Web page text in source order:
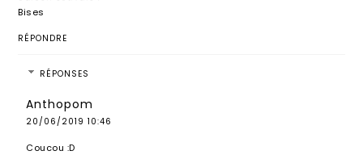
Bises
RÉPONDRE
RÉPONSES
Anthopom
20/06/2019 10:46
Coucou :D